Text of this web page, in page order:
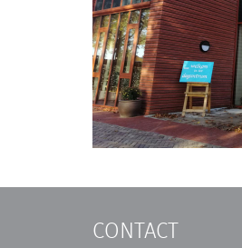
CONTACT